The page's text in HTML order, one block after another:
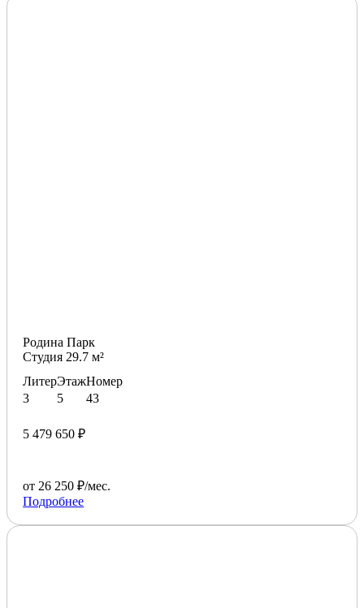
Родина Парк
Студия 29.7 м²
Литер
3
Этаж
5
Номер
43
5 479 650 ₽
от 26 250 ₽/мес.
Подробнее